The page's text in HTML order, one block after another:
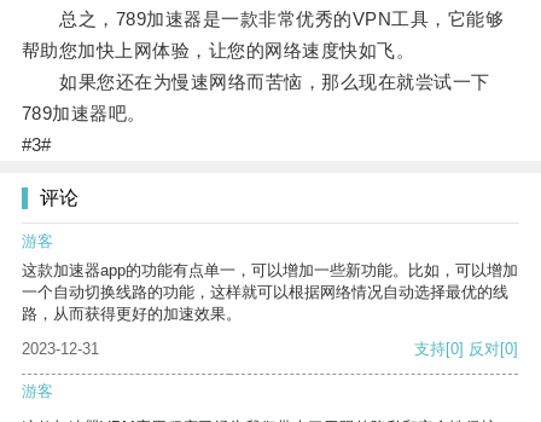
总之，789加速器是一款非常优秀的VPN工具，它能够
帮助您加快上网体验，让您的网络速度快如飞。
如果您还在为慢速网络而苦恼，那么现在就尝试一下
789加速器吧。
#3#
评论
游客
这款加速器app的功能有点单一，可以增加一些新功能。比如，可以增加
一个自动切换线路的功能，这样就可以根据网络情况自动选择最优的线
路，从而获得更好的加速效果。
2023-12-31
支持[0] 反对[0]
游客